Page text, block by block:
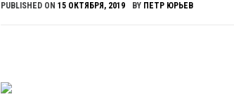
PUBLISHED ON 15 ОКТЯБРЯ, 2019 BY ПЕТР ЮРЬЕВ